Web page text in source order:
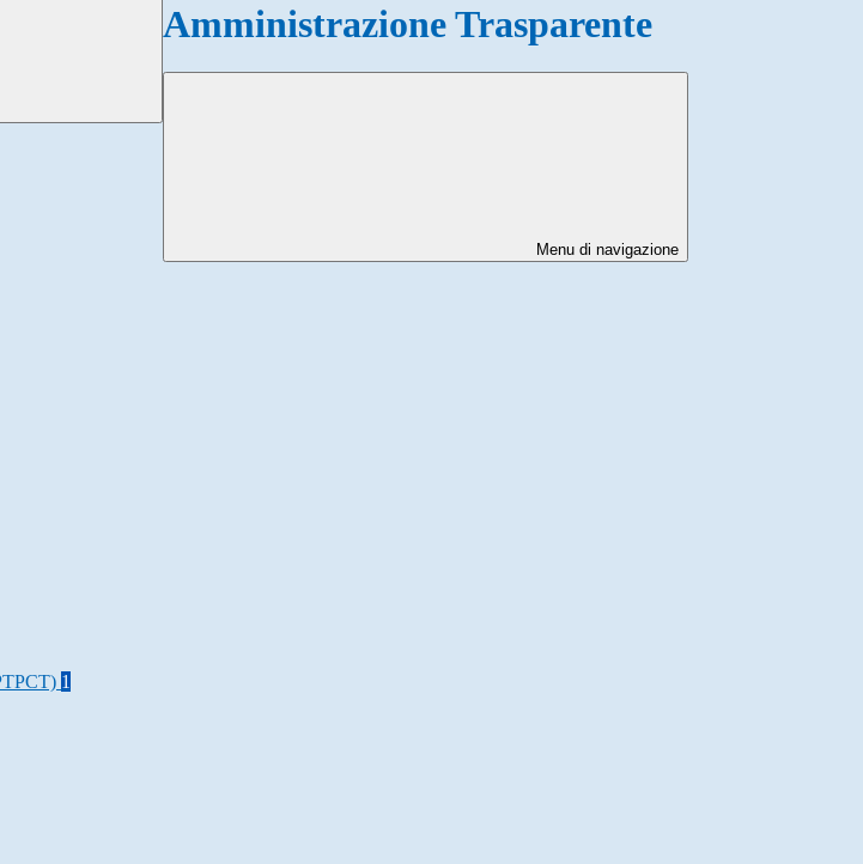
Amministrazione Trasparente
Menu di navigazione
1